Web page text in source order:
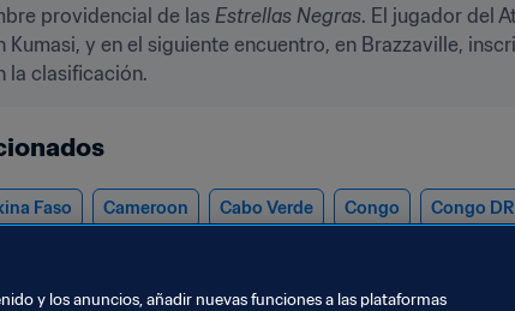
providencial de las Estrellas Negras. El jugador del
Kumasi, y en el siguiente encuentro, en Brazzaville,
la clasificación.
Faso Cameroon Cabo Verde Congo Congo DR
y los anuncios, añadir nuevas funciones a las plataformas